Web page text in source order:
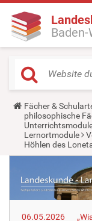
Y
o
u
a
r
e
r
e
:
Fächer &
philosophische
Lernortmodule
Höhlen des
06.05.2026